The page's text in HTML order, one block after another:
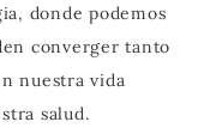
donde podemos
converger tanto
nuestra vida
salud.